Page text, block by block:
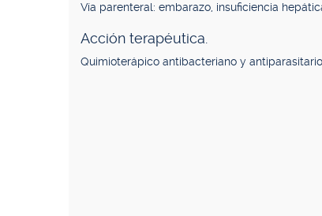
Vía parenteral: embarazo, insuficiencia
Acción terapéutica.
Quimioterápico antibacteriano y antiparasitario.